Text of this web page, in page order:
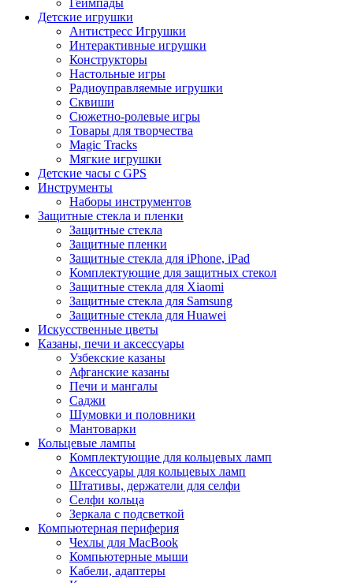
Детские игрушки
Антистресс Игрушки
Интерактивные игрушки
Конструкторы
Настольные игры
Радиоуправляемые игрушки
Сквиши
Сюжетно-ролевые игры
Товары для творчества
Magic Tracks
Мягкие игрушки
Детские часы с GPS
Инструменты
Наборы инструментов
Защитные стекла и пленки
Защитные стекла
Защитные пленки
Защитные стекла для iPhone, iPad
Комплектующие для защитных стекол
Защитные стекла для Xiaomi
Защитные стекла для Samsung
Защитные стекла для Huawei
Искусственные цветы
Казаны, печи и аксессуары
Узбекские казаны
Афганские казаны
Печи и мангалы
Саджи
Шумовки и половники
Мантоварки
Кольцевые лампы
Комплектующие для кольцевых ламп
Аксессуары для кольцевых ламп
Штативы, держатели для селфи
Селфи кольца
Зеркала с подсветкой
Компьютерная периферия
Чехлы для MacBook
Компьютерные мыши
Кабели, адаптеры